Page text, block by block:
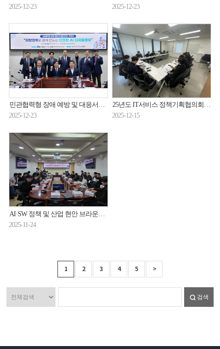
2025-12-23
2025-12-23
민관협력형 장애 예방 및 대응서비스 토론회 개최(25.12.16.)
2025-12-23
25년도 IT서비스 정책기획협의회 제3차 정기회의 개최(25.12.12.)
2025-12-15
AI·SW 정책 및 산업 현안 브라운백 포럼 개최(25.11.19.)
2025-11-24
1 2 3 4 5 >
검색